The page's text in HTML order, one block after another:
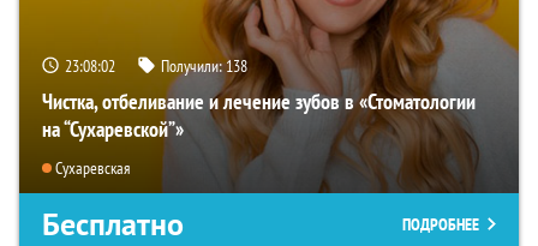
23:08:01 Получили:138
Чистка, отбеливание и лечение зубов в «Стоматологии
на “Сухаревской”»
Сухаревская
Бесплатно ПОДРОБНЕЕ